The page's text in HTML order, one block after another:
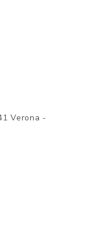
Verona -